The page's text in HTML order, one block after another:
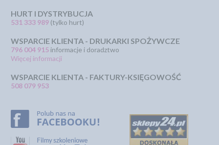
HURT I DYSTRYBUCJA
531 333 989 (tylko hurt)
WSPARCIE KLIENTA - DRUKARKI SPOŻYWCZE
796 004 915 informacje i doradztwo
Więcej informacji
WSPARCIE KLIENTA - FAKTURY-KSIĘGOWOŚĆ
508 079 953